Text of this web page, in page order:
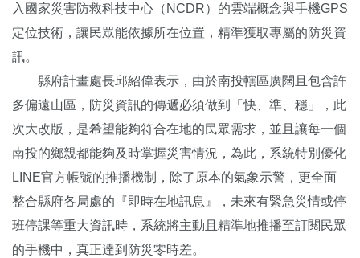
入國家災害防救科技中心（NCDR）的雲端概念與手機GPS
定位技術，讓民眾能依據所在位置，精準獲取專屬的防災資
訊。
縣府計畫處長邱紹偉表示，由於南投轄區廣闊且包含許
多偏遠山區，防災資訊的傳遞必須做到「快、準、穩」，此
次大改版，是希望能夠符合在地的民眾需求，並且讓每一個
南投的鄉親都能夠及時掌握災害情況，為此，系統特別優化
LINE官方帳號的推播機制，除了原本的氣象示警，更全面
整合縣府各局處的『即時在地訊息』，未來有緊急災情或停
班停課等重大資訊時，系統將主動且精準地推播至訂閱民眾
的手機中，真正達到防災零時差。